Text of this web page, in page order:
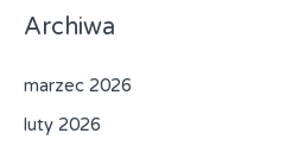
Archiwa
marzec 2026
luty 2026